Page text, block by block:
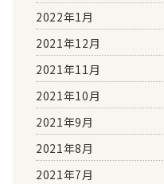
2022年1月
2021年12月
2021年11月
2021年10月
2021年9月
2021年8月
2021年7月